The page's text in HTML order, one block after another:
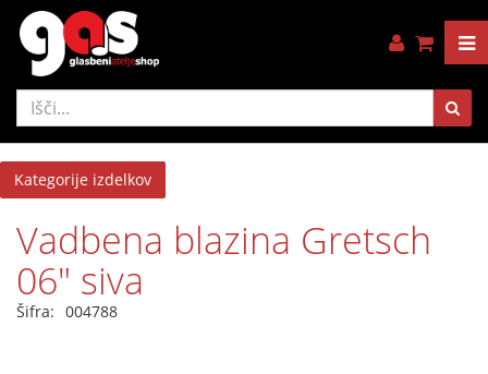
Kategorije izdelkov
Vadbena blazina Gretsch
06" siva
Šifra: 004788